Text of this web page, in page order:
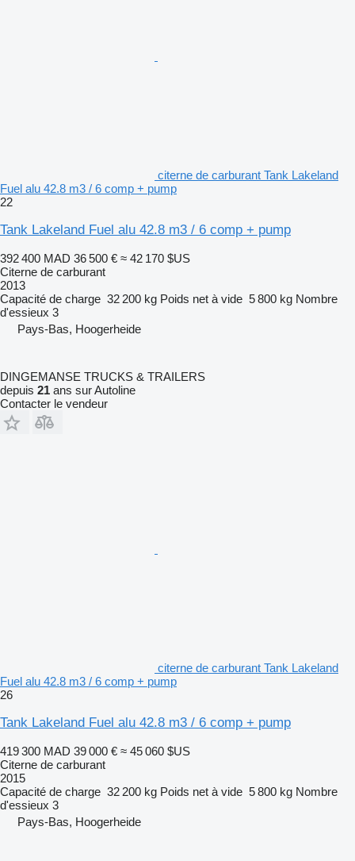
citerne de carburant Tank Lakeland
Fuel alu 42.8 m3 / 6 comp + pump
22
Tank Lakeland Fuel alu 42.8 m3 / 6 comp + pump
392 400 MAD 36 500 € ≈ 42 170 $US
Citerne de carburant
2013
Capacité de charge 32 200 kg Poids net à vide 5 800 kg Nombre
d'essieux 3
Pays-Bas, Hoogerheide
DINGEMANSE TRUCKS & TRAILERS
depuis 21 ans sur Autoline
Contacter le vendeur
citerne de carburant Tank Lakeland
Fuel alu 42.8 m3 / 6 comp + pump
26
Tank Lakeland Fuel alu 42.8 m3 / 6 comp + pump
419 300 MAD 39 000 € ≈ 45 060 $US
Citerne de carburant
2015
Capacité de charge 32 200 kg Poids net à vide 5 800 kg Nombre
d'essieux 3
Pays-Bas, Hoogerheide